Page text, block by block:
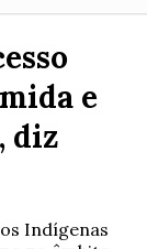
e
diz
Indígenas